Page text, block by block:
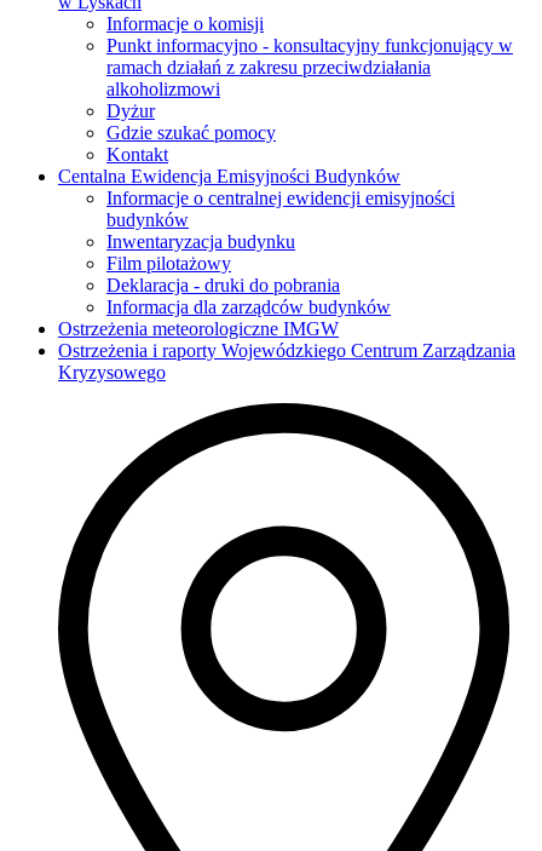
Informacje o komisji
Punkt informacyjno - konsultacyjny funkcjonujący w
ramach działań z zakresu przeciwdziałania
alkoholizmowi
Dyżur
Gdzie szukać pomocy
Kontakt
Centalna Ewidencja Emisyjności Budynków
Informacje o centralnej ewidencji emisyjności
budynków
Inwentaryzacja budynku
Film pilotażowy
Deklaracja - druki do pobrania
Informacja dla zarządców budynków
Ostrzeżenia meteorologiczne IMGW
Ostrzeżenia i raporty Wojewódzkiego Centrum Zarządzania
Kryzysowego